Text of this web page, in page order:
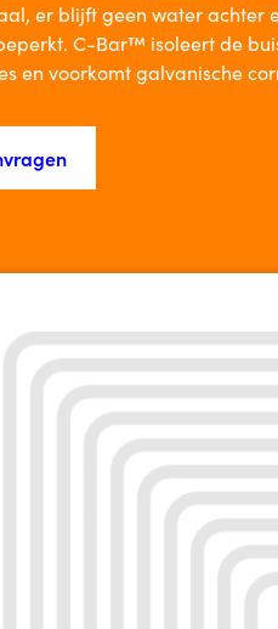
er blijft geen water achter
C-Bar™ isoleert de
en voorkomt galvanische